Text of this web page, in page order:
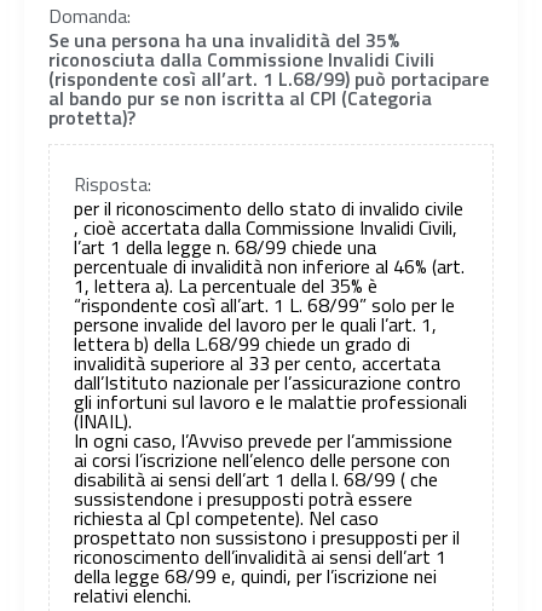
Domanda:
Se una persona ha una invalidità del 35%
riconosciuta dalla Commissione Invalidi Civili
(rispondente così all’art. 1 L.68/99) può portacipare
al bando pur se non iscritta al CPI (Categoria
protetta)?
Risposta:
per il riconoscimento dello stato di invalido civile
, cioè accertata dalla Commissione Invalidi Civili,
l’art 1 della legge n. 68/99 chiede una
percentuale di invalidità non inferiore al 46% (art.
1, lettera a). La percentuale del 35% è
“rispondente così all’art. 1 L. 68/99” solo per le
persone invalide del lavoro per le quali l’art. 1,
lettera b) della L.68/99 chiede un grado di
invalidità superiore al 33 per cento, accertata
dall’Istituto nazionale per l’assicurazione contro
gli infortuni sul lavoro e le malattie professionali
(INAIL).
In ogni caso, l’Avviso prevede per l’ammissione
ai corsi l’iscrizione nell’elenco delle persone con
disabilità ai sensi dell’art 1 della l. 68/99 ( che
sussistendone i presupposti potrà essere
richiesta al CpI competente). Nel caso
prospettato non sussistono i presupposti per il
riconoscimento dell’invalidità ai sensi dell’art 1
della legge 68/99 e, quindi, per l’iscrizione nei
relativi elenchi.